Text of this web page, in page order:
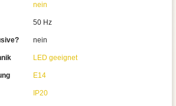
nein
50 Hz
nein
LED geeignet
E14
IP20